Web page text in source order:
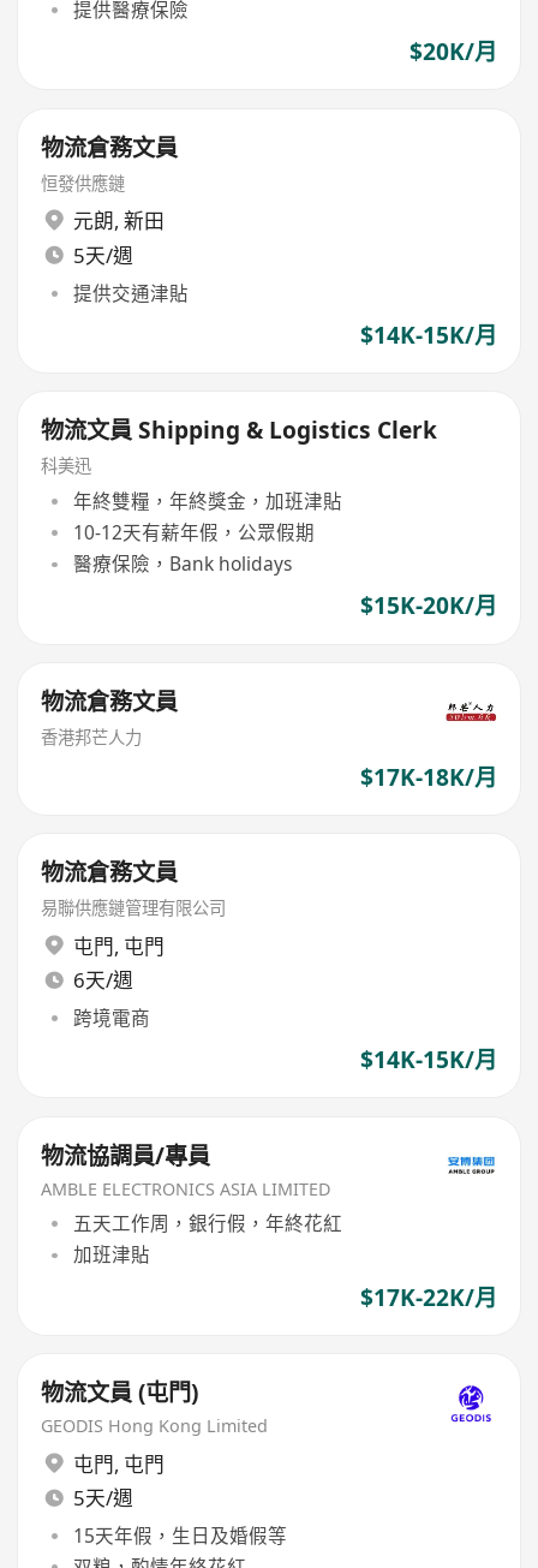
提供醫療保險
$20K/月
物流倉務文員
恒發供應鏈
元朗, 新田
5天/週
提供交通津貼
$14K-15K/月
物流文員 Shipping & Logistics Clerk
科美迅
年終雙糧，年終獎金，加班津貼
10-12天有薪年假，公眾假期
醫療保險，Bank holidays
$15K-20K/月
物流倉務文員
香港邦芒人力
$17K-18K/月
物流倉務文員
易聯供應鏈管理有限公司
屯門, 屯門
6天/週
跨境電商
$14K-15K/月
物流協調員/專員
AMBLE ELECTRONICS ASIA LIMITED
五天工作周，銀行假，年終花紅
加班津貼
$17K-22K/月
物流文員 (屯門)
GEODIS Hong Kong Limited
屯門, 屯門
5天/週
15天年假，生日及婚假等